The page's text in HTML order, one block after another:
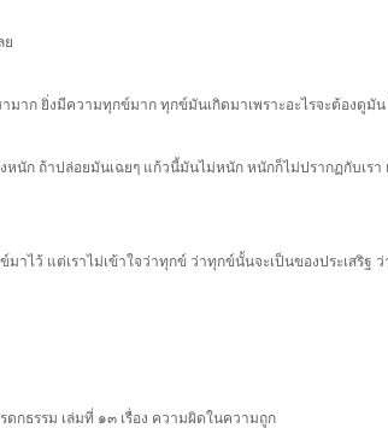
ย
ก ยิ่งมีความทุกข์มาก ทุกข์มันเกิดมาเพราะอะไรจะต้องดูมั
นัก ถ้าปล่อยมันเฉยๆ แก้วนี้มันไม่หนัก หนักก็ไม่ปรากฏกับเรา
ไว้ แต่เราไม่เข้าใจว่าทุกข์ ว่าทุกข์นั้นจะเป็นของประเสริฐ
กธรรม เล่มที่ ๑๓ เรื่อง ความผิดในความถูก